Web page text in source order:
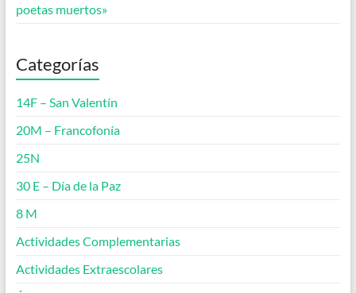
poetas muertos»
Categorías
14F – San Valentín
20M – Francofonía
25N
30 E – Día de la Paz
8 M
Actividades Complementarias
Actividades Extraescolares